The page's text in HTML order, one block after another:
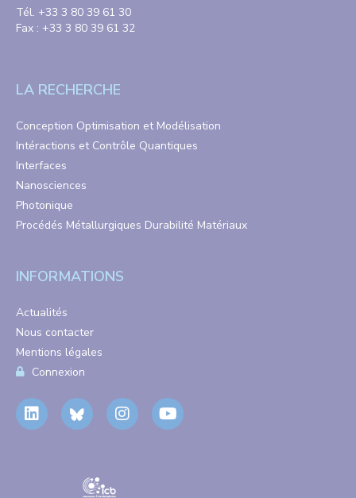
Tél. +33 3 80 39 61 30
Fax : +33 3 80 39 61 32
LA RECHERCHE
Conception Optimisation et Modélisation
Intéractions et Contrôle Quantiques
Interfaces
Nanosciences
Photonique
Procédés Métallurgiques Durabilité Matériaux
INFORMATIONS
Actualités
Nous contacter
Mentions légales
Connexion